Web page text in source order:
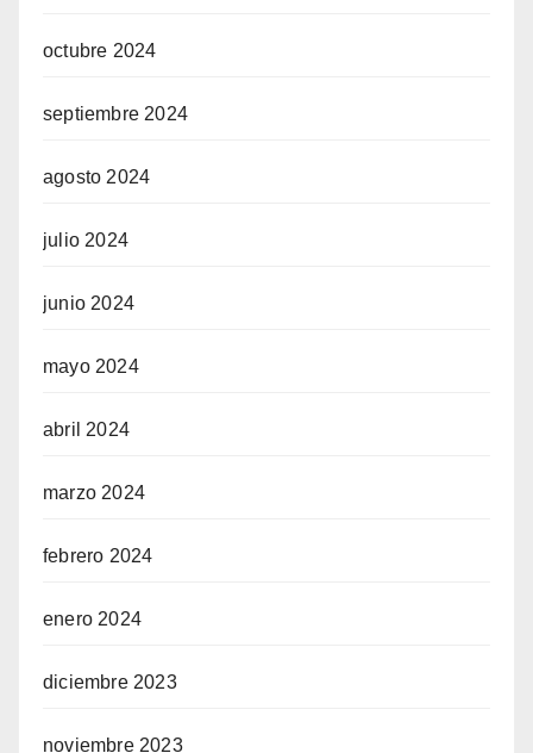
octubre 2024
septiembre 2024
agosto 2024
julio 2024
junio 2024
mayo 2024
abril 2024
marzo 2024
febrero 2024
enero 2024
diciembre 2023
noviembre 2023